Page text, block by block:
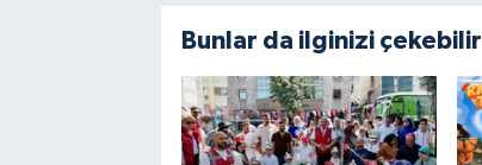
Bunlar da ilginizi çekebilir